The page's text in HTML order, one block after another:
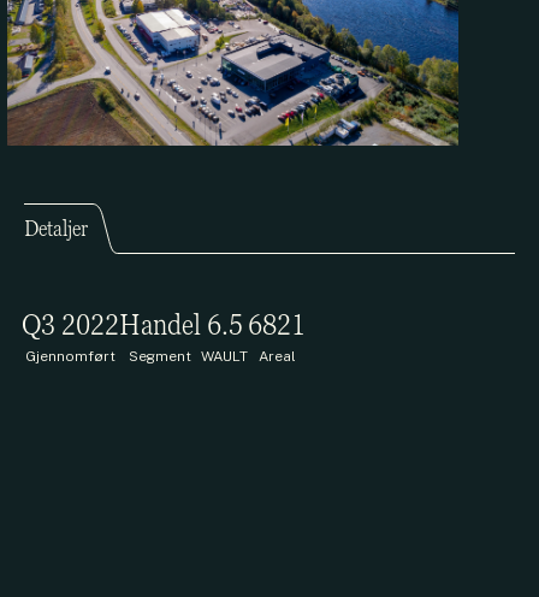
Detaljer
Q3 2022
Gjennomført
Handel
Segment
6.5
WAULT
6821
Areal